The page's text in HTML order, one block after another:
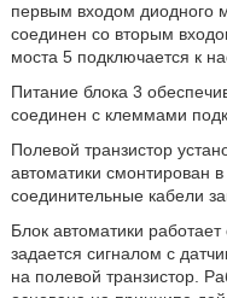
первым входом диодного
соединен со вторым
моста 5 подключается к
Питание блока 3
соединен с клеммами
Полевой транзистор
автоматики смонтирован
соединительные кабели
Блок автоматики
задается сигналом с
на полевой транзистор.